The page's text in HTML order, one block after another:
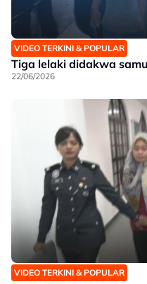
VIDEO TERKINI & POPULAR
Tiga lelaki didakwa
22/06/2026
VIDEO TERKINI & POPULAR